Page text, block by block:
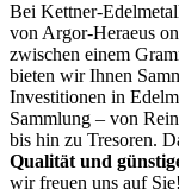
Bei Kettner-
von Argor-Heraeus
zwischen einem
bieten wir Ihnen
Investitionen in
Sammlung – von
bis hin zu Tresoren.
Qualität und
wir freuen uns auf Sie!